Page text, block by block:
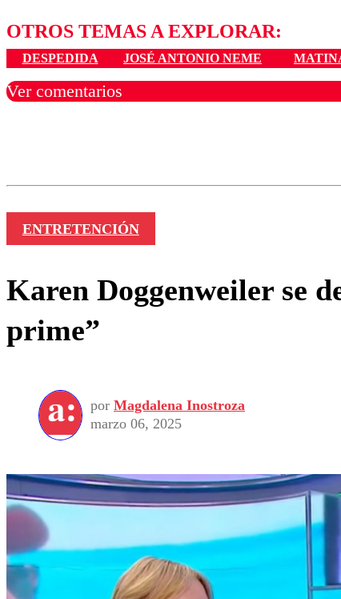
OTROS TEMAS A EXPLORAR:
DESPEDIDA JOSÉ ANTONIO NEME
Ver comentarios
ENTRETENCIÓN
Karen Doggenweiler se
prime”
por Magdalena Inostroza
marzo 06, 2025